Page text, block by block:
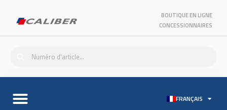
BOUTIQUE EN LIGNE
CONCESSIONNAIRES
FRANÇAIS